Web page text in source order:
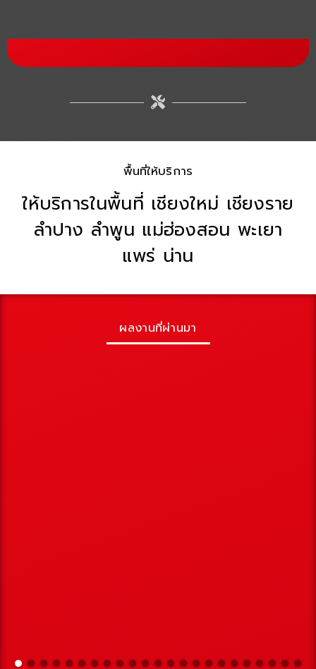
พื้นที่ให้บริการ
ให้บริการในพื้นที่ เชียงใหม่ เชียงราย
ลำปาง ลำพูน แม่ฮ่องสอน พะเยา
แพร่ น่าน
ผลงานที่ผ่านมา